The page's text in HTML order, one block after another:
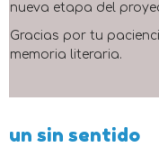
nueva etapa del
Gracias por tu
memoria literaria.
un sin sentido